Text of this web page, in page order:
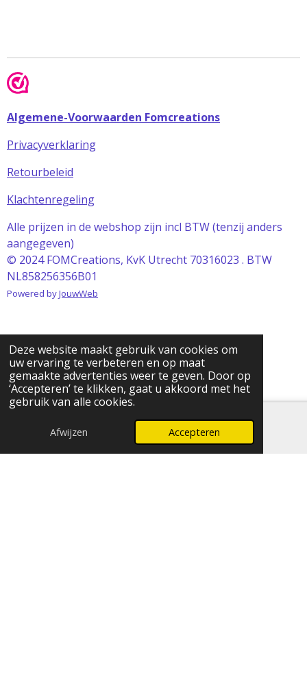
Deze website maakt gebruik van cookies om
uw ervaring te verbeteren en op maat
gemaakte advertenties weer te geven. Door op
‘Accepteren’ te klikken, gaat u akkoord met het
gebruik van alle cookies.
Afwijzen Accepteren
Algemene-Voorwaarden Fomcreations
Privacyverklaring
Retourbeleid
Klachtenregeling
Alle prijzen in de webshop zijn incl BTW (tenzij anders
aangegeven)
© 2024 FOMCreations, KvK Utrecht 70316023 . BTW
NL858256356B01
Powered byJouwWeb
E-mailadres